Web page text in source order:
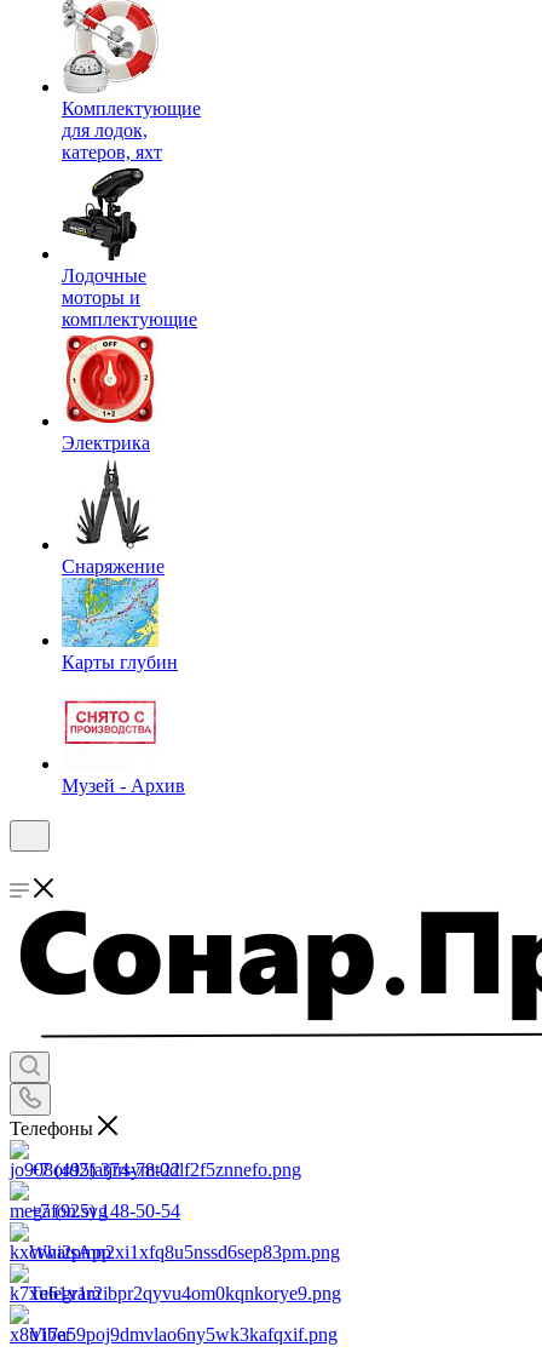
Комплектующие
для лодок,
катеров, яхт
Лодочные
моторы и
комплектующие
Электрика
Снаряжение
Карты глубин
Музей - Архив
Телефоны
+7 (495) 374-78-22
+7 (925) 148-50-54
WhatsApp
Telegram
Viber